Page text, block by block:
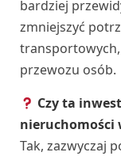
bardziej
zmniejszyć
przewozu osób.
Czy ta
nieruchomości
Tak, zazwyczaj